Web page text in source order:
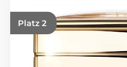
Platz 2